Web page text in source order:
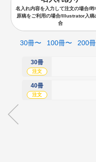
名入れ内容を入力して注文の場合/昨
原稿をご利用の場合/Illustrator入稿
合
30冊〜 100冊〜 200
30冊
注文
40冊
注文